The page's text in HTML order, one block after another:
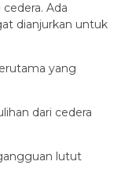
Ada
dianjurkan untuk
yang
dari cedera
lutut